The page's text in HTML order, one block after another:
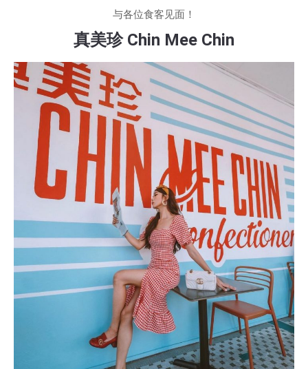
与各位食客见面！
真美珍 Chin Mee Chin